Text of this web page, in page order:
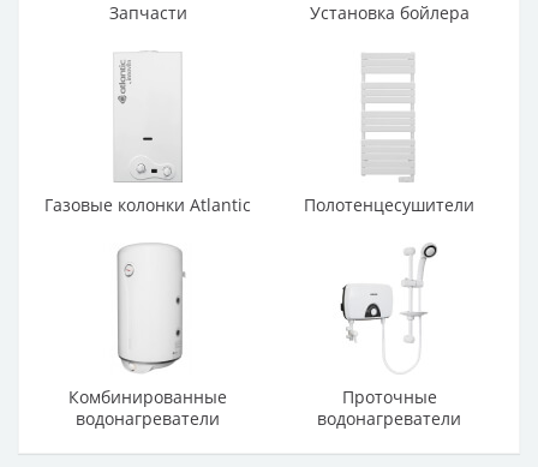
Запчасти Установка бойлера
Газовые колонки Atlantic Полотенцесушители
Комбинированные
водонагреватели
Проточные
водонагреватели